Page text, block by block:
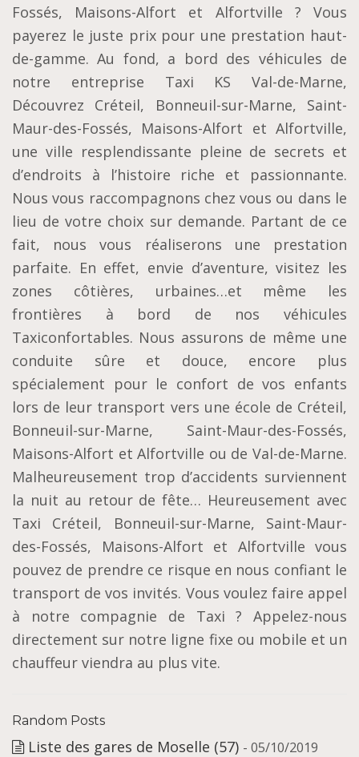
Fossés, Maisons-Alfort et Alfortville ? Vous
payerez le juste prix pour une prestation haut-
de-gamme. Au fond, a bord des véhicules de
notre entreprise Taxi KS Val-de-Marne,
Découvrez Créteil, Bonneuil-sur-Marne, Saint-
Maur-des-Fossés, Maisons-Alfort et Alfortville,
une ville resplendissante pleine de secrets et
d’endroits à l’histoire riche et passionnante.
Nous vous raccompagnons chez vous ou dans le
lieu de votre choix sur demande. Partant de ce
fait, nous vous réaliserons une prestation
parfaite. En effet, envie d’aventure, visitez les
zones côtières, urbaines…et même les
frontières à bord de nos véhicules
Taxiconfortables. Nous assurons de même une
conduite sûre et douce, encore plus
spécialement pour le confort de vos enfants
lors de leur transport vers une école de Créteil,
Bonneuil-sur-Marne, Saint-Maur-des-Fossés,
Maisons-Alfort et Alfortville ou de Val-de-Marne.
Malheureusement trop d’accidents surviennent
la nuit au retour de fête… Heureusement avec
Taxi Créteil, Bonneuil-sur-Marne, Saint-Maur-
des-Fossés, Maisons-Alfort et Alfortville vous
pouvez de prendre ce risque en nous confiant le
transport de vos invités. Vous voulez faire appel
à notre compagnie de Taxi ? Appelez-nous
directement sur notre ligne fixe ou mobile et un
chauffeur viendra au plus vite.
Random Posts
Liste des gares de Moselle (57) - 05/10/2019